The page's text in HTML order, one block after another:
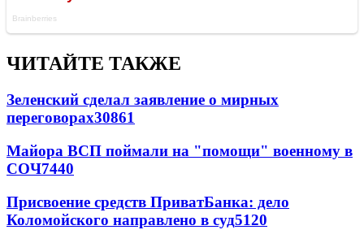
ЧИТАЙТЕ ТАКЖЕ
Зеленский сделал заявление о мирных
переговорах30861
Майора ВСП поймали на "помощи" военному в
СОЧ7440
Присвоение средств ПриватБанка: дело
Коломойского направлено в суд5120